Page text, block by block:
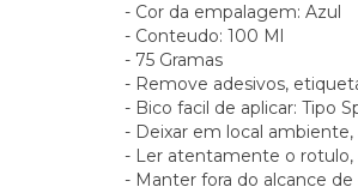
- Cor da empalagem: Azul
- Conteudo: 100 Ml
- 75 Gramas
- Remove adesivos,
- Bico facil de aplicar: Tipo
- Deixar em local
- Ler atentamente o rotulo,
- Manter fora do alcance